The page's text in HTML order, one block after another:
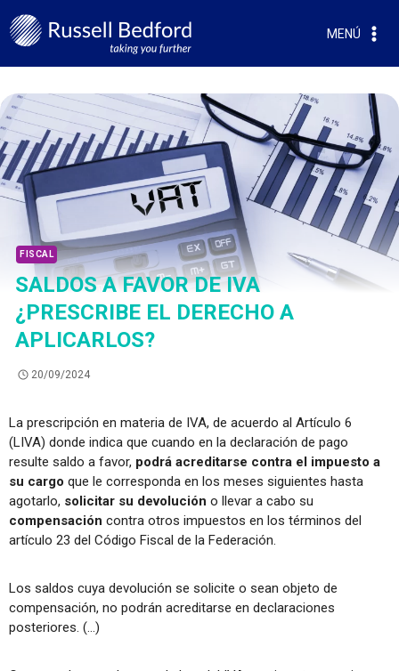
MENÚ
FISCAL
SALDOS A FAVOR DE IVA
¿PRESCRIBE EL DERECHO A
APLICARLOS?
20/09/2024
La prescripción en materia de IVA, de acuerdo al Artículo 6
(LIVA) donde indica que cuando en la declaración de pago
resulte saldo a favor, podrá acreditarse contra el impuesto a
su cargo que le corresponda en los meses siguientes hasta
agotarlo, solicitar su devolución o llevar a cabo su
compensación contra otros impuestos en los términos del
artículo 23 del Código Fiscal de la Federación.
Los saldos cuya devolución se solicite o sean objeto de
compensación, no podrán acreditarse en declaraciones
posteriores. (…)